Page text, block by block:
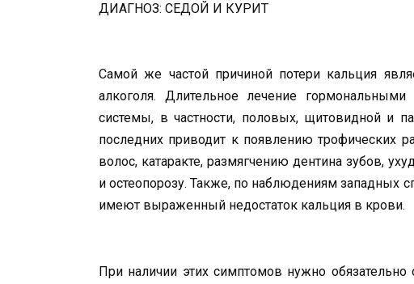
ДИАГНОЗ: СЕДОЙ И КУРИТ
Самой же частой причиной поте­ри кальция
алкоголя. Длительное лечение
системы, в частности, поло­вых, щитовидной и
послед­них приводит к появлению трофичес­ких
волос, катаракте, размяг­чению дентина зубов,
и остеопорозу. Также, по наблюдениям западных
имеют выражен­ный недостаток кальция в крови.
При наличии этих симптомов нуж­но